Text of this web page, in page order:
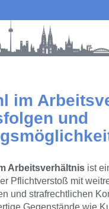
im
und
Arbeitsverhältnis ist
Pflichtverstoß mit
und strafrechtlichen